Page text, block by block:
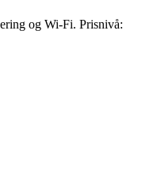
og Wi-Fi. Prisnivå: